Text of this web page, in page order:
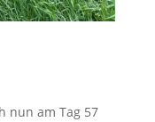
nun am Tag 57